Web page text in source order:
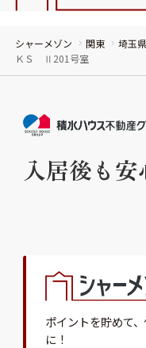
シャーメゾン 関東 埼玉県
ＫＳ Ⅱ201号室
入居後も
ポイントを貯めて、
に！